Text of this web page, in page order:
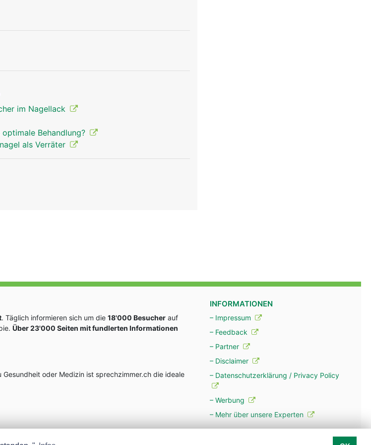
im Nagellack
Behandlung?
als Verräter
. Täglich informieren sich um die 18'000 Besucher auf
Über 23'000 Seiten mit fundlerten Informationen
oder Medizin ist sprechzimmer.ch die ideale
INFORMATIONEN
– Impressum
– Feedback
– Partner
– Disclaimer
– Datenschutzerklärung / Privacy Policy
– Werbung
– Mehr über unsere Experten